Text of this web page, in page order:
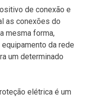
de conexão e
as conexões do
mesma forma,
da rede
um determinado
elétrica é um